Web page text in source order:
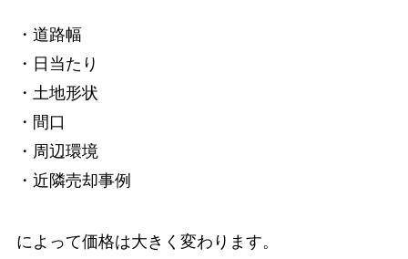
・道路幅
・日当たり
・土地形状
・間口
・周辺環境
・近隣売却事例
によって価格は大きく変わります。